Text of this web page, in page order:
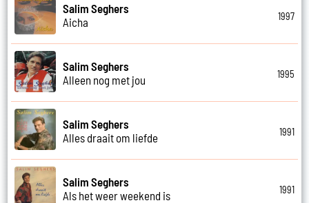
Salim Seghers
Aicha
1997
Salim Seghers
Alleen nog met jou
1995
Salim Seghers
Alles draait om liefde
1991
Salim Seghers
Als het weer weekend is
1991